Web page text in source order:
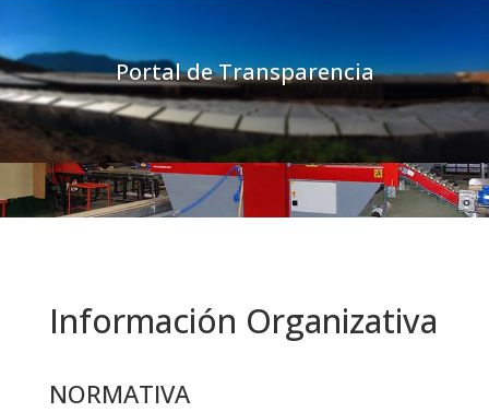
Portal de Transparencia
Información Organizativa
NORMATIVA